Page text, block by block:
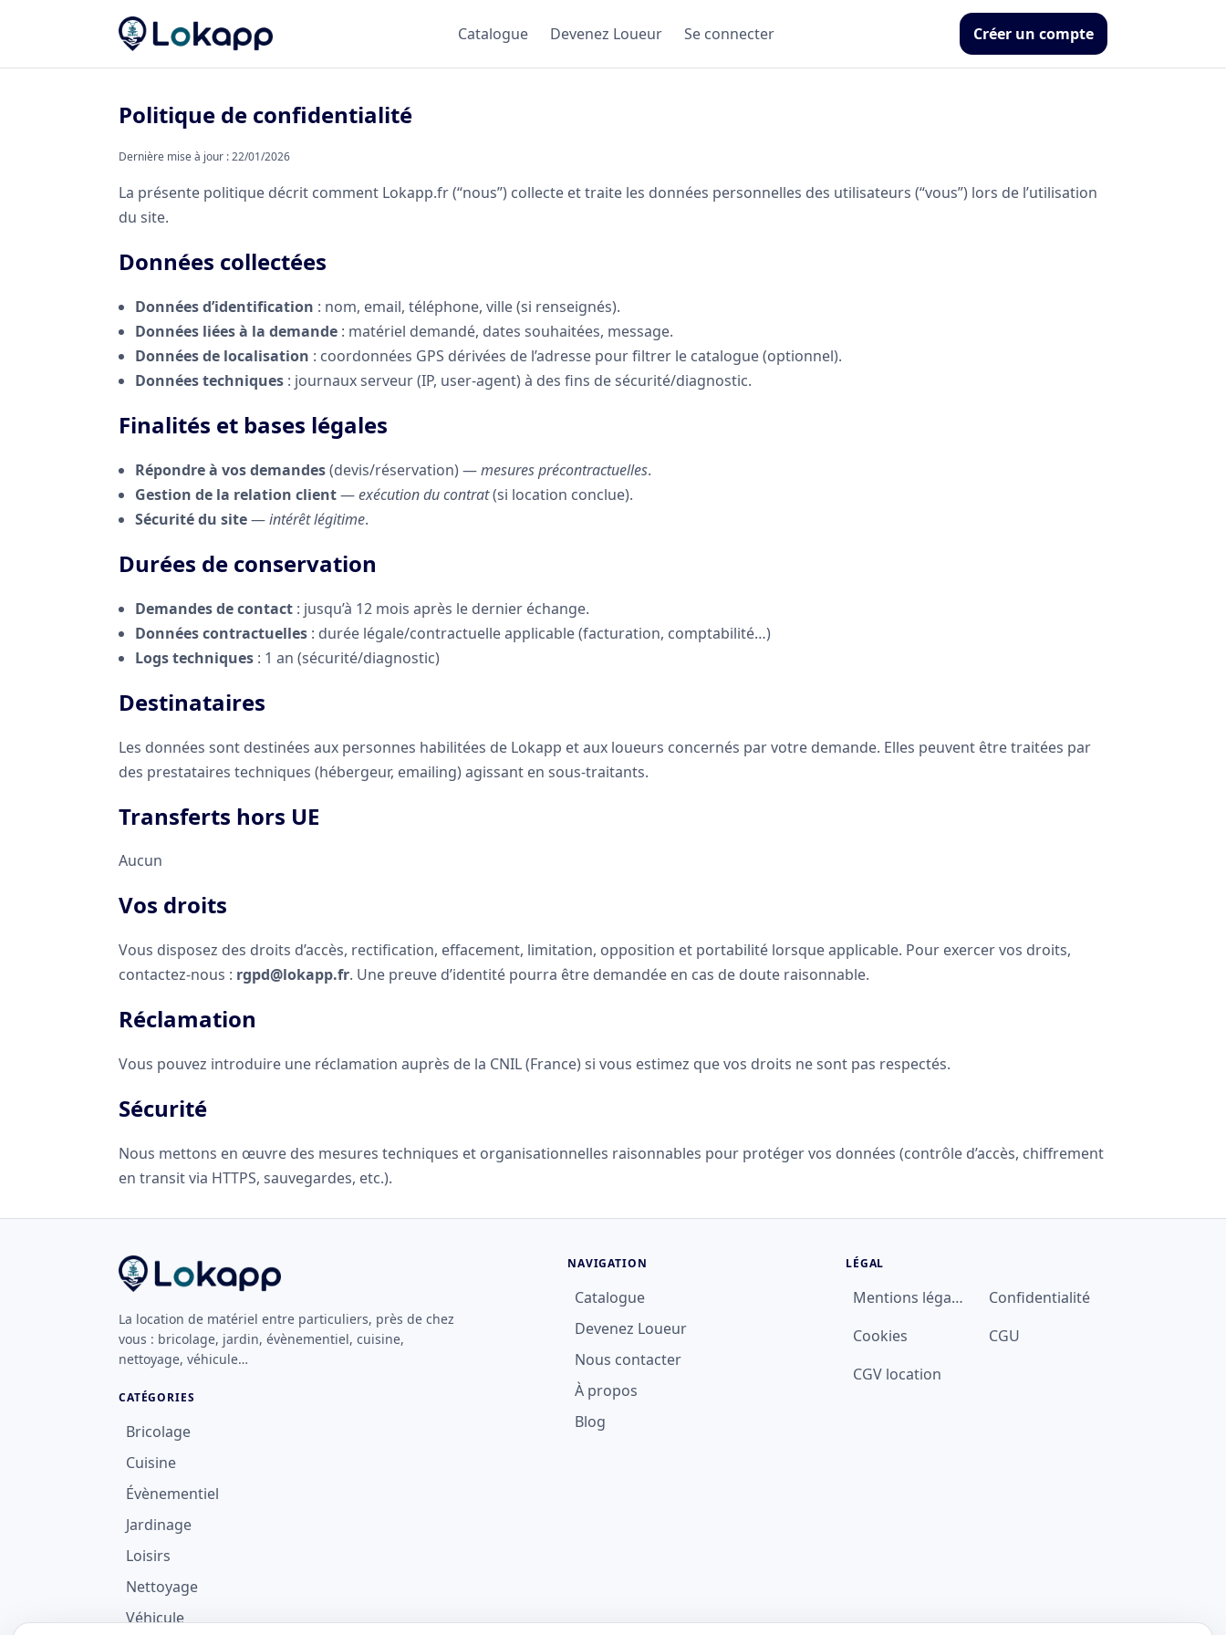
Catalogue Devenez Loueur Se connecter Créer un compte
Politique de confidentialité
Dernière mise à jour : 22/01/2026
La présente politique décrit comment Lokapp.fr (“nous”) collecte et traite les données personnelles des utilisateurs (“vous”) lors de l’utilisation
du site.
Données collectées
Données d’identification : nom, email, téléphone, ville (si renseignés).
Données liées à la demande : matériel demandé, dates souhaitées, message.
Données de localisation : coordonnées GPS dérivées de l’adresse pour filtrer le catalogue (optionnel).
Données techniques : journaux serveur (IP, user-agent) à des fins de sécurité/diagnostic.
Finalités et bases légales
Répondre à vos demandes(devis/réservation) —mesures précontractuelles.
Gestion de la relation client—exécution du contrat(si location conclue).
Sécurité du site—intérêt légitime.
Durées de conservation
Demandes de contact : jusqu’à 12 mois après le dernier échange.
Données contractuelles : durée légale/contractuelle applicable (facturation, comptabilité…)
Logs techniques : 1 an (sécurité/diagnostic)
Destinataires
Les données sont destinées aux personnes habilitées de Lokapp et aux loueurs concernés par votre demande. Elles peuvent être traitées par
des prestataires techniques (hébergeur, emailing) agissant en sous-traitants.
Transferts hors UE
Aucun
Vos droits
Vous disposez des droits d’accès, rectification, effacement, limitation, opposition et portabilité lorsque applicable. Pour exercer vos droits,
contactez-nous : rgpd@lokapp.fr. Une preuve d’identité pourra être demandée en cas de doute raisonnable.
Réclamation
Vous pouvez introduire une réclamation auprès de la CNIL (France) si vous estimez que vos droits ne sont pas respectés.
Sécurité
Nous mettons en œuvre des mesures techniques et organisationnelles raisonnables pour protéger vos données (contrôle d’accès, chiffrement
en transit via HTTPS, sauvegardes, etc.).
La location de matériel entre particuliers, près de chez
vous : bricolage, jardin, évènementiel, cuisine,
nettoyage, véhicule…
CATÉGORIES
Bricolage
Cuisine
Évènementiel
Jardinage
Loisirs
Nettoyage
Véhicule
NAVIGATION
Catalogue
Devenez Loueur
Nous contacter
À propos
Blog
LÉGAL
Mentions légales
Confidentialité
Cookies
CGU
CGV location